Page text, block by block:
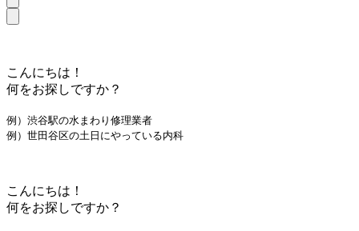
こんにちは！
何をお探しですか？
例）渋谷駅の水まわり修理業者
例）世田谷区の土日にやっている内科
こんにちは！
何をお探しですか？